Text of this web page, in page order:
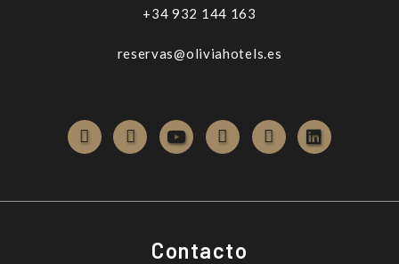
+34 932 144 163
reservas@oliviahotels.es
Contacto